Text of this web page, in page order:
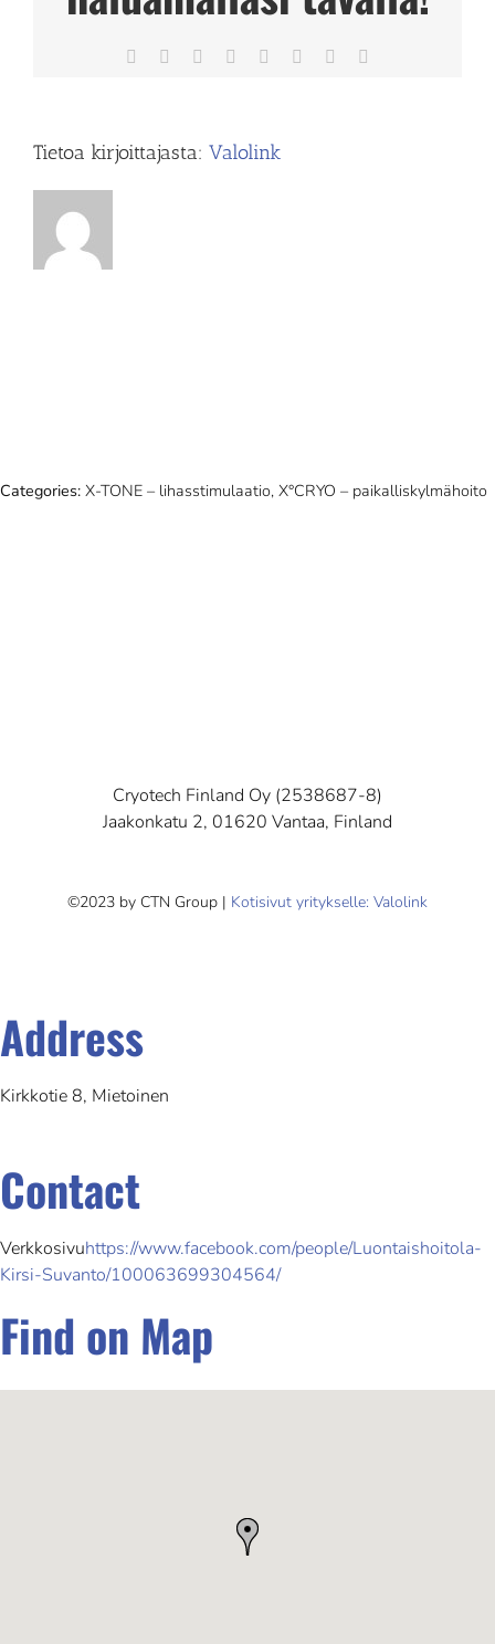
Facebook Reddit LinkedIn
TumblrPinterest
Tietoa kirjoittajasta: Valolink
Categories: X-TONE – lihasstimulaatio, X°CRYO – paikalliskylmähoito
Cryotech Finland Oy (2538687-8)
Jaakonkatu 2, 01620 Vantaa, Finland
©2023 by CTN Group | Kotisivut yritykselle: Valolink
Address
Kirkkotie 8, Mietoinen
Contact
Verkkosivuhttps://www.facebook.com/people/Luontaishoitola-
Kirsi-Suvanto/100063699304564/
Find on Map